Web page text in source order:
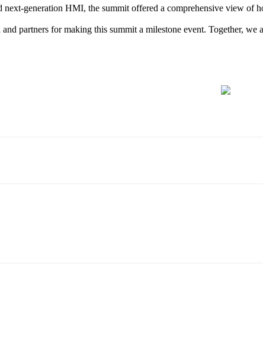
generation HMI, the summit offered a comprehensive view of
partners for making this summit a milestone event. Together,